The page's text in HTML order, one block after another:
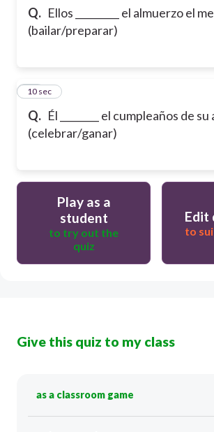
Q. Ellos _________ el almuerzo el
(bailar/preparar)
Q. Él ________ el cumpleaños de su
(celebrar/ganar)
23
10 sec
Play as a
student
to try out the
quiz
Edit
to
Give this quiz to my class
as a classroom game